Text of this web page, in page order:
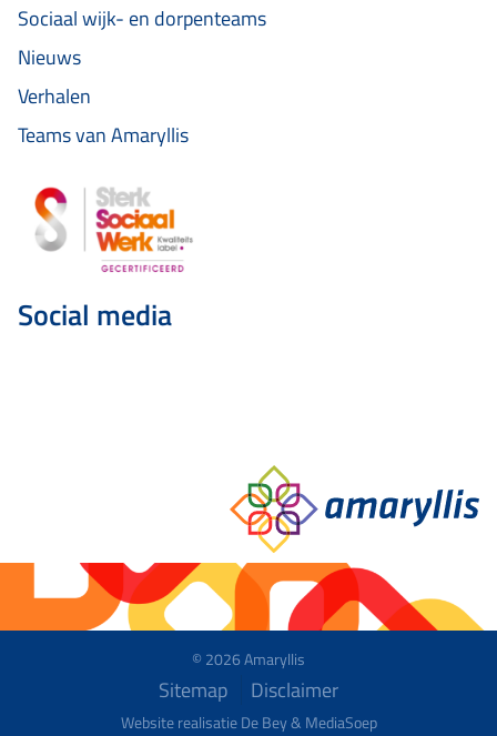
Sociaal wijk- en dorpenteams
Nieuws
Verhalen
Teams van Amaryllis
Social media
© 2026 Amaryllis
Sitemap Disclaimer
Website realisatie De Bey & MediaSoep